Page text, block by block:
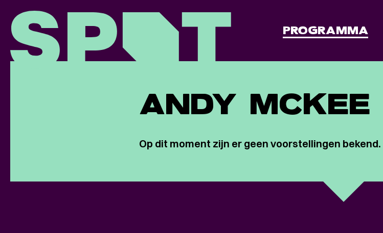
PROGRAMMA
ANDY MCKEE
Op dit moment zijn er geen voorstellingen bekend.